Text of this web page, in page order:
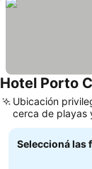
Hotel Porto
Ubicación
cerca de playas
Seleccioná las